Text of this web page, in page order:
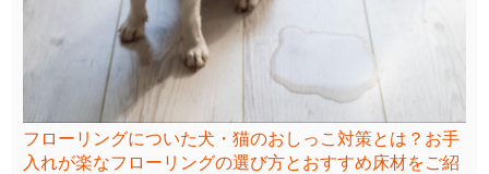
フローリングについた犬・猫のおしっこ対策とは？お手
入れが楽なフローリングの選び方とおすすめ床材をご紹